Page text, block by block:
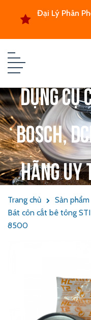
Đại Lý Phân
Dụng cụ
Bosch,
hãng uy
Trang chủ Sản phẩm
Bát côn cắt bê tông
8500